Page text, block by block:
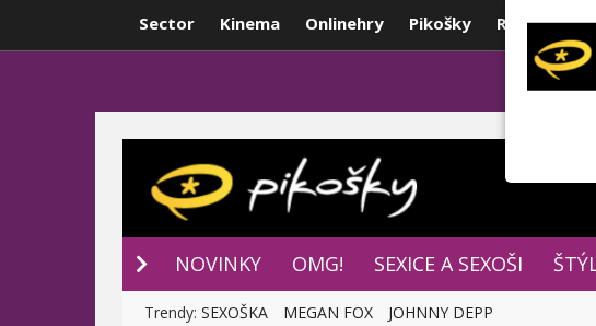
Sector Kinema Onlinehry Pikošky Rozprávky
POPULÁRNE
NOVINKY OMG! SEXICE A SEXOŠI
Trendy: SEXOŠKA MEGAN FOX JOHNNY DEPP